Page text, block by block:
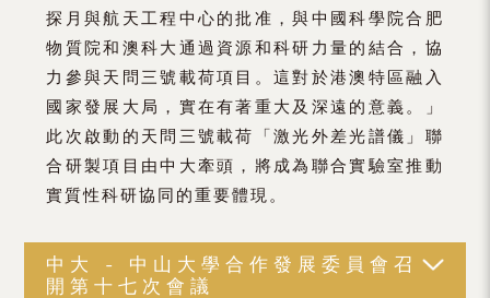
探月與航天工程中心的批准，與中國科學院合肥
物質院和澳科大通過資源和科研力量的結合，協
力參與天問三號載荷項目。這對於港澳特區融入
國家發展大局，實在有著重大及深遠的意義。」
此次啟動的天問三號載荷「激光外差光譜儀」聯
合研製項目由中大牽頭，將成為聯合實驗室推動
實質性科研協同的重要體現。
中大 - 中山大學合作發展委員會召
開第十七次會議